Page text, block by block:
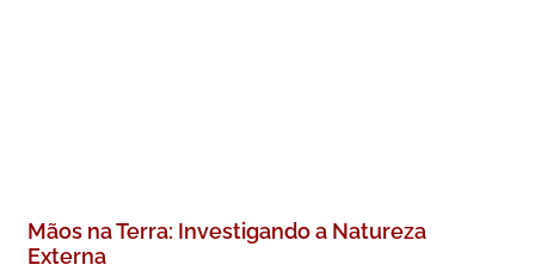
Mãos na Terra: Investigando a Natureza
Externa